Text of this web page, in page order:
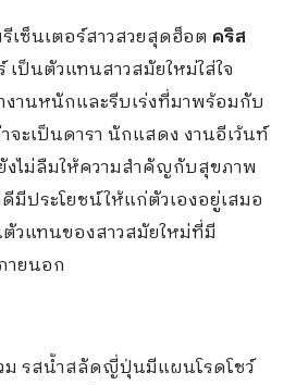
เซ็นเตอร์สาวสวยสุดฮ็อต คริส
เป็นตัวแทนสาวสมัยใหม่ใส่ใจ
านหนักและรีบเร่งที่มาพร้อมกับ
ะเป็นดารา นักแสดง งานอีเว้นท์
ไม่ลืมให้ความสำคัญกับสุขภาพ
มีประโยชน์ให้แก่ตัวเองอยู่เสมอ
ตัวแทนของสาวสมัยใหม่ที่มี
ายนอก
รสน้ำสลัดญี่ปุ่นมีแผนโรดโชว์